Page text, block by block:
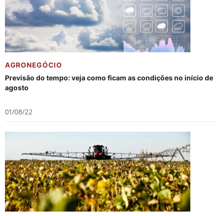
AGRONEGÓCIO
Previsão do tempo: veja como ficam as condições no início de
agosto
01/08/22